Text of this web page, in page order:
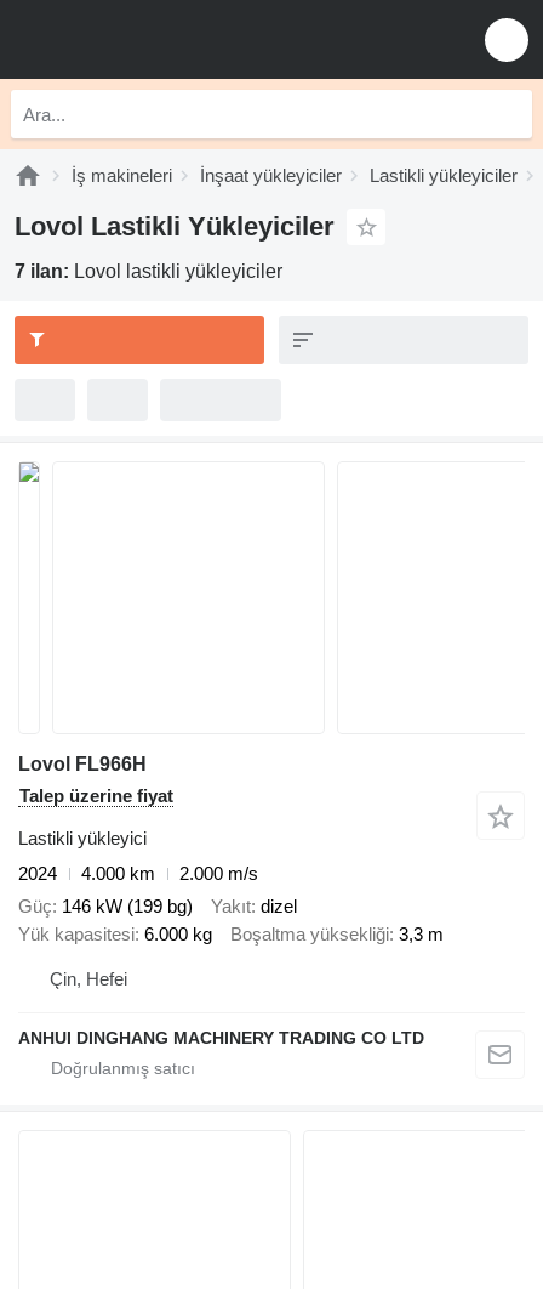
İş makineleri İnşaat yükleyiciler Lastikli yükleyiciler
Lovol Lastikli Yükleyiciler
7 ilan: Lovol lastikli yükleyiciler
Lovol FL966H
Talep üzerine fiyat
Lastikli yükleyici
2024
4.000 km
2.000 m/s
Güç 146 kW (199 bg) Yakıt dizel
Yük kapasitesi 6.000 kg Boşaltma yüksekliği 3,3 m
Çin, Hefei
ANHUI DINGHANG MACHINERY TRADING CO LTD